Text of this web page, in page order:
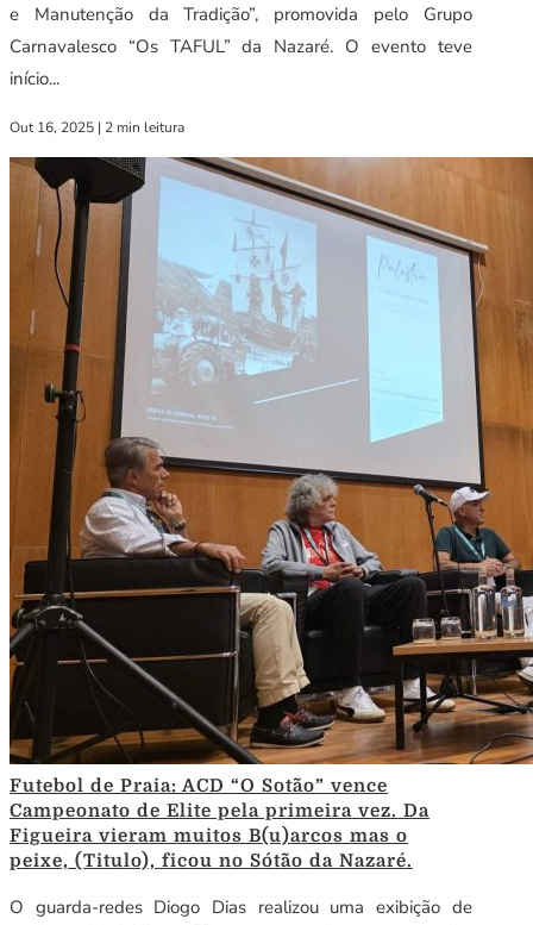
e Manutenção da Tradição”, promovida pelo Grupo
Carnavalesco “Os TAFUL” da Nazaré. O evento teve
início...
Out 16, 2025 | 2 min leitura
Futebol de Praia: ACD “O Sotão” vence
Campeonato de Elite pela primeira vez. Da
Figueira vieram muitos B(u)arcos mas o
peixe, (Titulo), ficou no Sótão da Nazaré.
O guarda-redes Diogo Dias realizou uma exibição de